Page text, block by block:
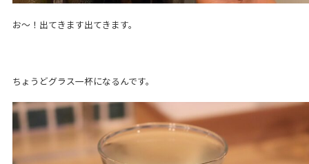
お～！出てきます出てきます。
ちょうどグラス一杯になるんです。